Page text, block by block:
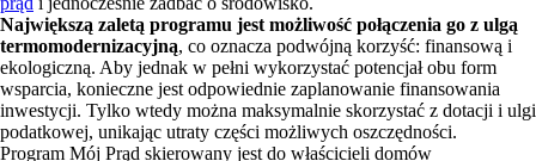
Największą zaletą programu jest możliwość połączenia go z ulgą
termomodernizacyjną, co oznacza podwójną korzyść: finansową i
ekologiczną. Aby jednak w pełni wykorzystać potencjał obu form
wsparcia, konieczne jest odpowiednie zaplanowanie finansowania
inwestycji. Tylko wtedy można maksymalnie skorzystać z dotacji i ulgi
podatkowej, unikając utraty części możliwych oszczędności.
Program Mój Prąd skierowany jest do właścicieli domów